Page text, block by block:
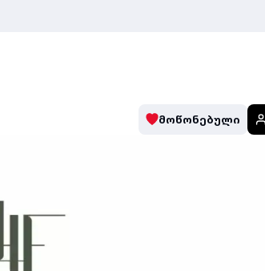
მოწონებული